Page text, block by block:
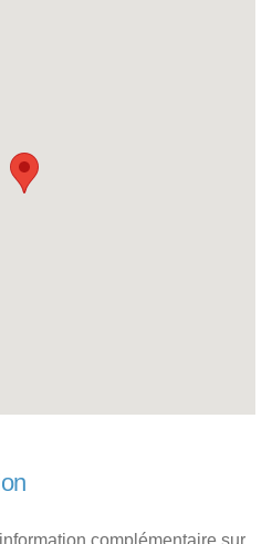
complémentaire sur